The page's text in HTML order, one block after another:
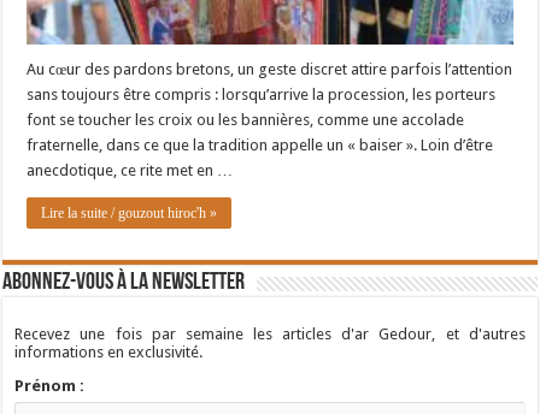
Au cœur des pardons bretons, un geste discret attire parfois l’attention
sans toujours être compris : lorsqu’arrive la procession, les porteurs
font se toucher les croix ou les bannières, comme une accolade
fraternelle, dans ce que la tradition appelle un « baiser ». Loin d’être
anecdotique, ce rite met en …
Lire la suite / gouzout hiroc'h »
Abonnez-vous à la newsletter
Recevez une fois par semaine les articles d'ar Gedour, et d'autres
informations en exclusivité.
Prénom :